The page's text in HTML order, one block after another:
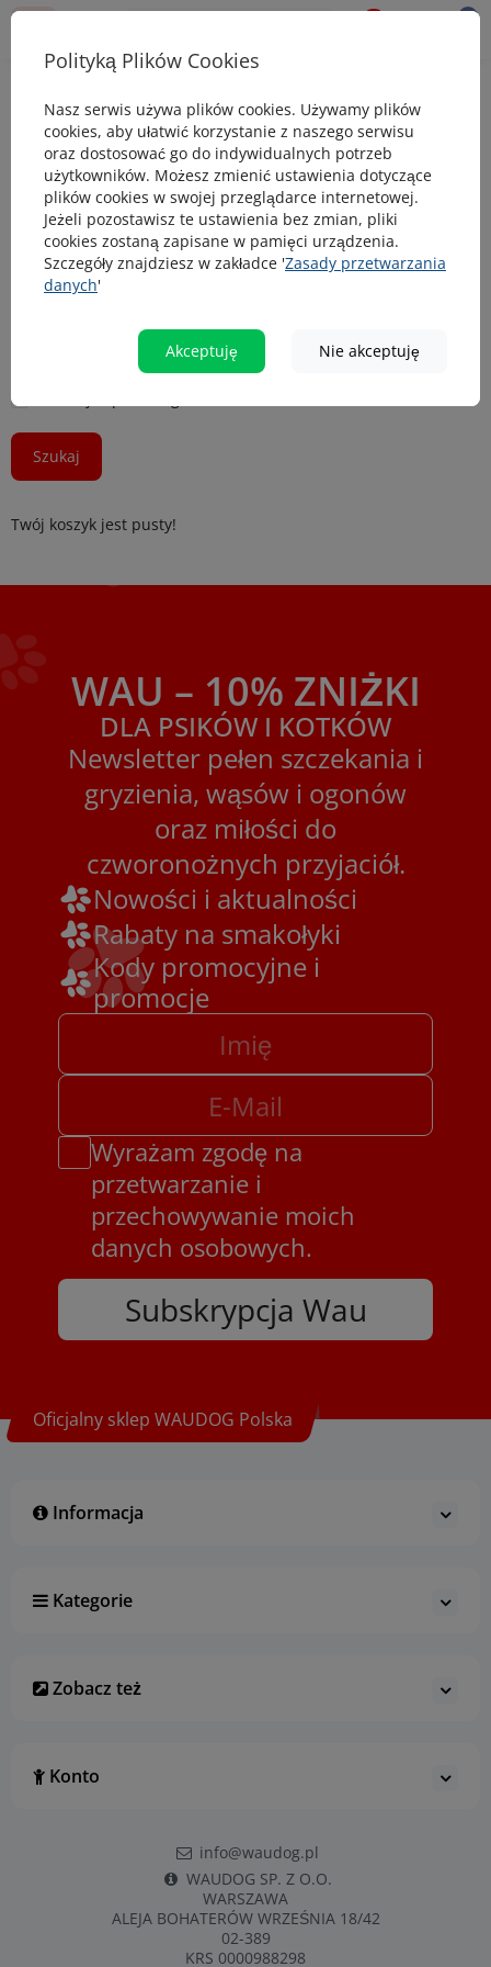
0
Wyszukiwarka
Szukaj
Szukaj w opisach produktów
Twój koszyk jest pusty!
WAU – 10% ZNIŻKI
DLA PSIKÓW I KOTKÓW
Newsletter pełen szczekania i
gryzienia, wąsów i ogonów
oraz miłości do
czworonożnych przyjaciół.
Nowości i aktualności
Rabaty na smakołyki
Kody promocyjne i
promocje
Subskrypcja Wau
Wyrażam zgodę na
przetwarzanie i
przechowywanie moich
danych osobowych.
Oficjalny sklep WAUDOG Polska
Informacja
Kategorie
Zobacz też
Konto
info@waudog.pl
WAUDOG SP. Z O.O.
WARSZAWA
ALEJA BOHATERÓW WRZEŚNIA 18/42
02-389
KRS 0000988298
Polityką Plików Cookies
Nasz serwis używa plików cookies. Używamy plików
cookies, aby ułatwić korzystanie z naszego serwisu
oraz dostosować go do indywidualnych potrzeb
użytkowników. Możesz zmienić ustawienia dotyczące
plików cookies w swojej przeglądarce internetowej.
Jeżeli pozostawisz te ustawienia bez zmian, pliki
cookies zostaną zapisane w pamięci urządzenia.
Szczegóły znajdziesz w zakładce 'Zasady przetwarzania
danych'
Akceptuję Nie akceptuję